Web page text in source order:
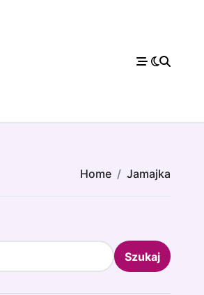
Home Jamajka
Szukaj